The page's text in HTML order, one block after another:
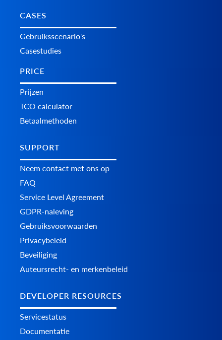
CASES
Gebruiksscenario's
Casestudies
PRICE
Prijzen
TCO calculator
Betaalmethoden
SUPPORT
Neem contact met ons op
FAQ
Service Level Agreement
GDPR-naleving
Gebruiksvoorwaarden
Privacybeleid
Beveiliging
Auteursrecht- en merkenbeleid
DEVELOPER RESOURCES
Servicestatus
Documentatie